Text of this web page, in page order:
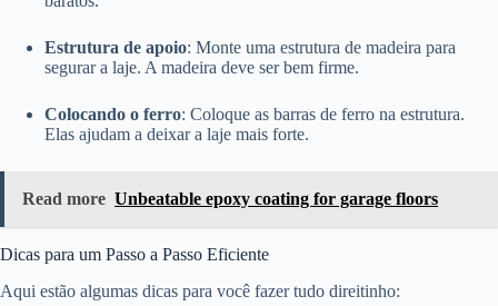
Estrutura de apoio: Monte uma estrutura de madeira para
segurar a laje. A madeira deve ser bem firme.
Colocando o ferro: Coloque as barras de ferro na estrutura.
Elas ajudam a deixar a laje mais forte.
Read more Unbeatable epoxy coating for garage floors
Dicas para um Passo a Passo Eficiente
Aqui estão algumas dicas para você fazer tudo direitinho: